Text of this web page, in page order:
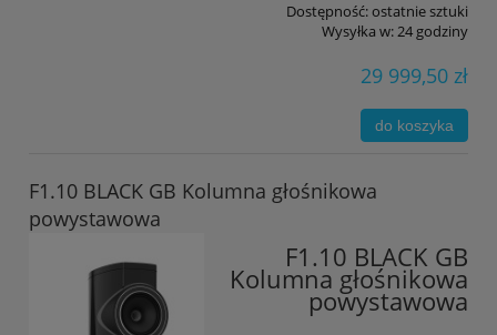
Dostępność:ostatnie sztuki
Wysyłka w:24 godziny
29 999,50 zł
do koszyka
F1.10 BLACK GB Kolumna głośnikowa
powystawowa
F1.10 BLACK GB
Kolumna głośnikowa
powystawowa